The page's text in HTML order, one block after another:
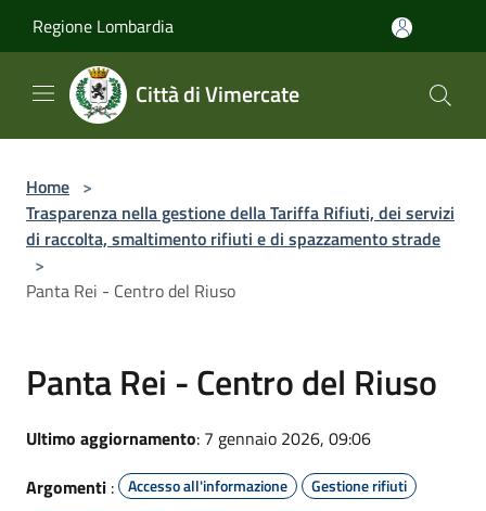
Regione Lombardia
Città di Vimercate
Home >
Trasparenza nella gestione della Tariffa Rifiuti, dei servizi
di raccolta, smaltimento rifiuti e di spazzamento strade
>
Panta Rei - Centro del Riuso
Panta Rei - Centro del Riuso
Ultimo aggiornamento: 7 gennaio 2026, 09:06
Argomenti : Accesso all'informazione
Gestione rifiuti